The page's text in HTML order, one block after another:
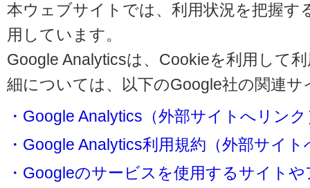
本ウェブサイトでは、利用状況を把握す
用しています。
Google Analyticsは、Cookieを利用して
細については、以下のGoogle社の関連
・Google Analytics（外部サイトへリンク
・Google Analytics利用規約（外部サイ
・Googleのサービスを使用するサイト